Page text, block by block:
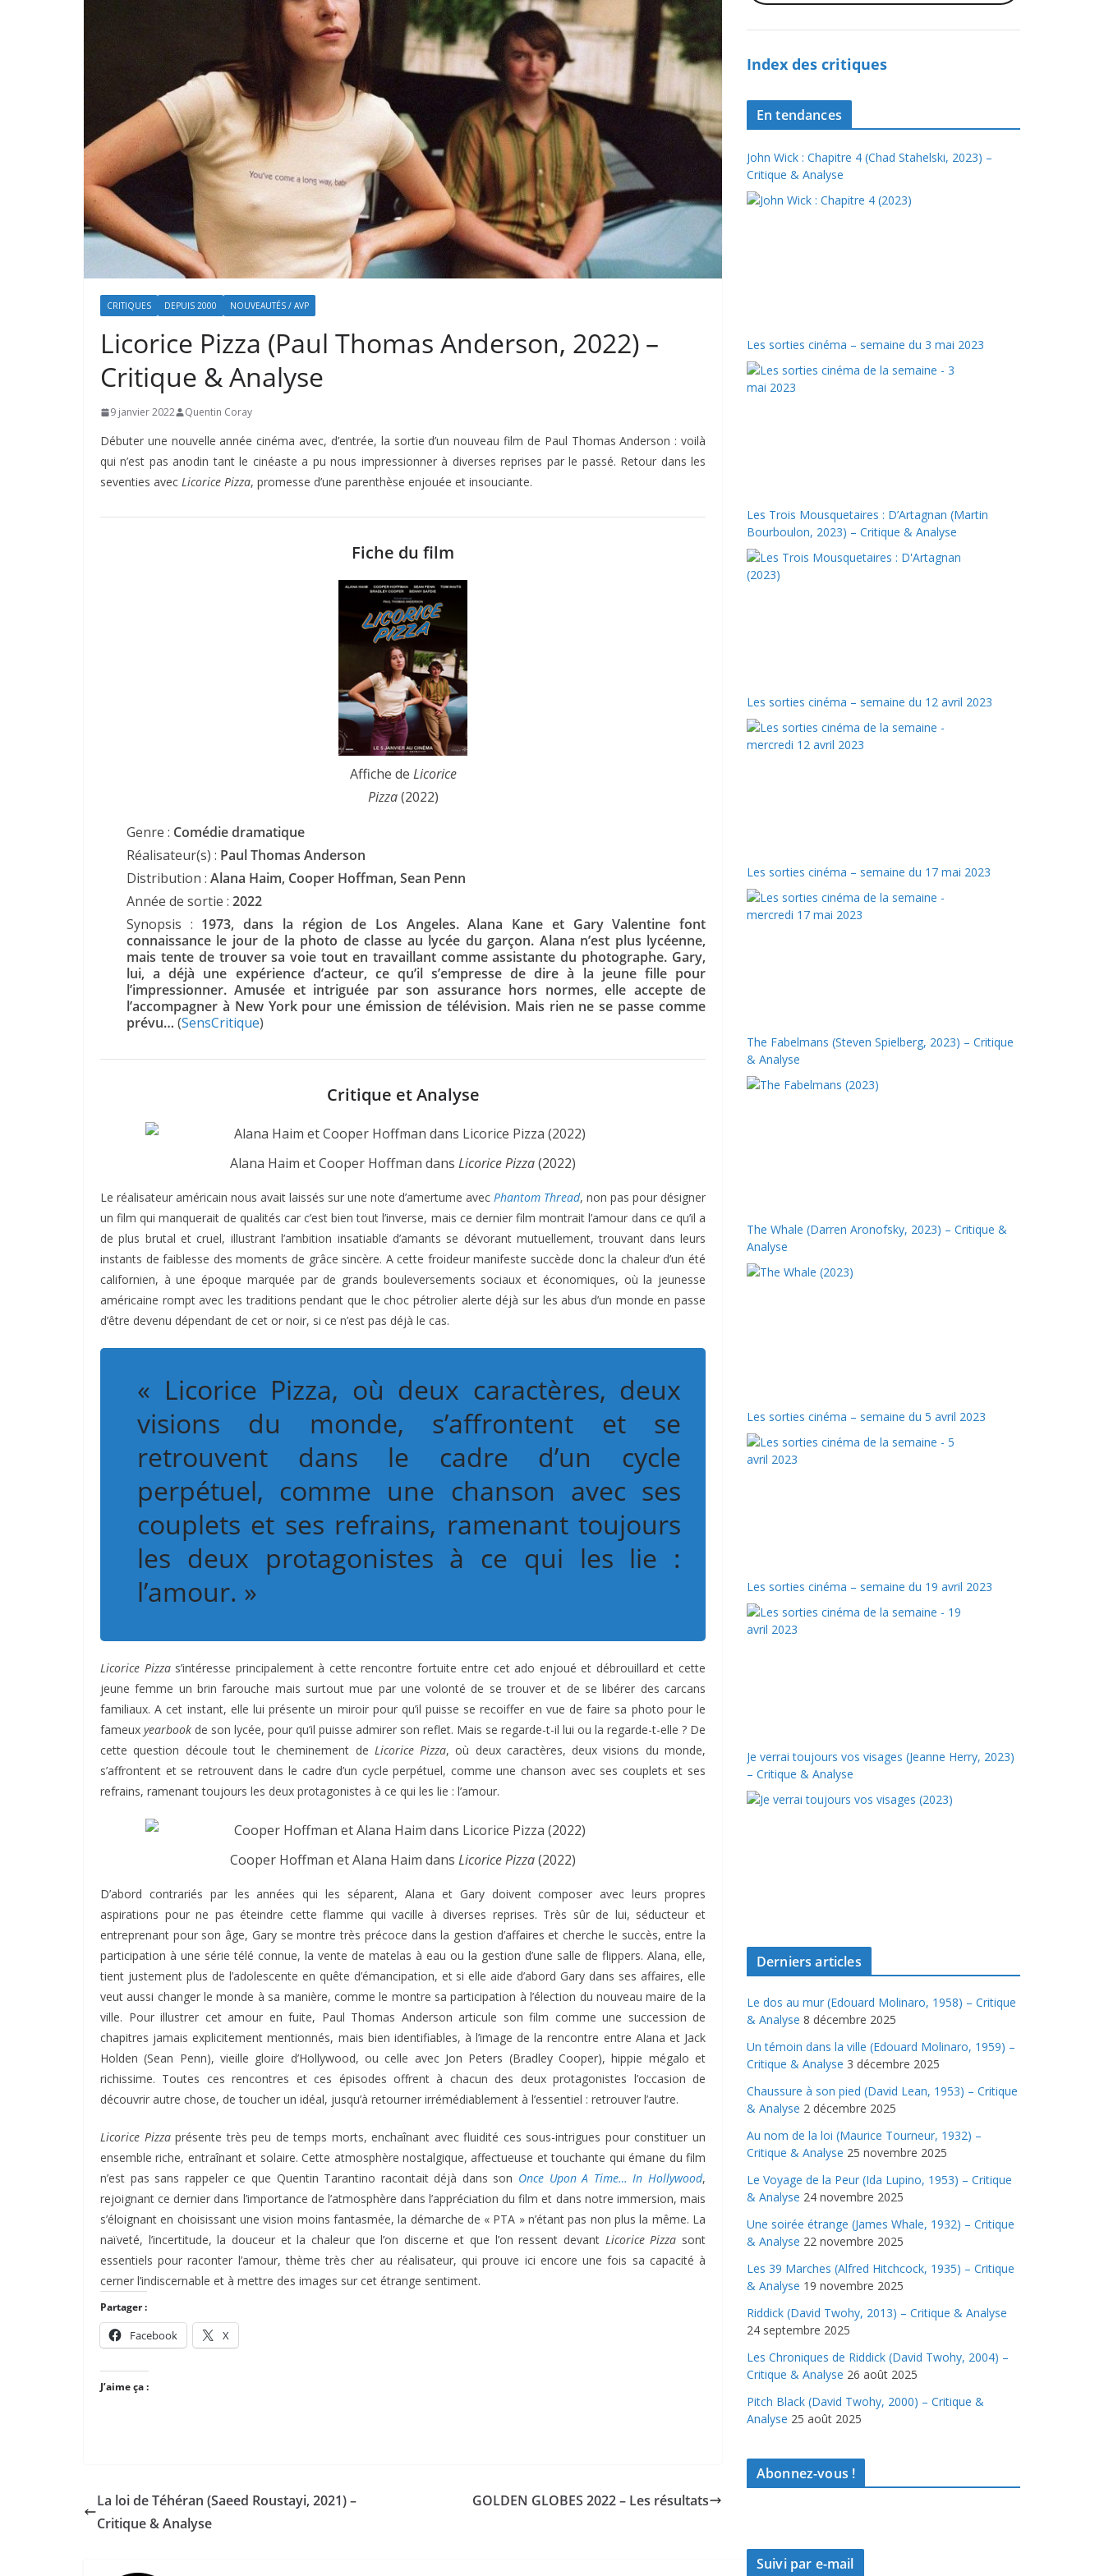
CRITIQUES DEPUIS 2000 NOUVEAUTÉS / AVP
Licorice Pizza (Paul Thomas Anderson, 2022) –
Critique & Analyse
9 janvier 2022 Quentin Coray
Débuter une nouvelle année cinéma avec, d’entrée, la sortie d’un nouveau film de Paul Thomas Anderson : voilà
qui n’est pas anodin tant le cinéaste a pu nous impressionner à diverses reprises par le passé. Retour dans les
seventies avec Licorice Pizza, promesse d’une parenthèse enjouée et insouciante.
Fiche du film
Affiche de Licorice
Pizza(2022)
Genre : Comédie dramatique
Réalisateur(s) : Paul Thomas Anderson
Distribution : Alana Haim, Cooper Hoffman, Sean Penn
Année de sortie : 2022
Synopsis : 1973, dans la région de Los Angeles. Alana Kane et Gary Valentine font
connaissance le jour de la photo de classe au lycée du garçon. Alana n’est plus lycéenne,
mais tente de trouver sa voie tout en travaillant comme assistante du photographe. Gary,
lui, a déjà une expérience d’acteur, ce qu’il s’empresse de dire à la jeune fille pour
l’impressionner. Amusée et intriguée par son assurance hors normes, elle accepte de
l’accompagner à New York pour une émission de télévision. Mais rien ne se passe comme
prévu… (SensCritique)
Critique et Analyse
Alana Haim et Cooper Hoffman dans Licorice Pizza(2022)
Le réalisateur américain nous avait laissés sur une note d’amertume avec Phantom Thread, non pas pour désigner
un film qui manquerait de qualités car c’est bien tout l’inverse, mais ce dernier film montrait l’amour dans ce qu’il a
de plus brutal et cruel, illustrant l’ambition insatiable d’amants se dévorant mutuellement, trouvant dans leurs
instants de faiblesse des moments de grâce sincère. A cette froideur manifeste succède donc la chaleur d’un été
californien, à une époque marquée par de grands bouleversements sociaux et économiques, où la jeunesse
américaine rompt avec les traditions pendant que le choc pétrolier alerte déjà sur les abus d’un monde en passe
d’être devenu dépendant de cet or noir, si ce n’est pas déjà le cas.
« Licorice Pizza, où deux caractères, deux
visions du monde, s’affrontent et se
retrouvent dans le cadre d’un cycle
perpétuel, comme une chanson avec ses
couplets et ses refrains, ramenant toujours
les deux protagonistes à ce qui les lie :
l’amour. »
Licorice Pizza s’intéresse principalement à cette rencontre fortuite entre cet ado enjoué et débrouillard et cette
jeune femme un brin farouche mais surtout mue par une volonté de se trouver et de se libérer des carcans
familiaux. A cet instant, elle lui présente un miroir pour qu’il puisse se recoiffer en vue de faire sa photo pour le
fameux yearbook de son lycée, pour qu’il puisse admirer son reflet. Mais se regarde-t-il lui ou la regarde-t-elle ? De
cette question découle tout le cheminement de Licorice Pizza, où deux caractères, deux visions du monde,
s’affrontent et se retrouvent dans le cadre d’un cycle perpétuel, comme une chanson avec ses couplets et ses
refrains, ramenant toujours les deux protagonistes à ce qui les lie : l’amour.
Cooper Hoffman et Alana Haim dans Licorice Pizza(2022)
D’abord contrariés par les années qui les séparent, Alana et Gary doivent composer avec leurs propres
aspirations pour ne pas éteindre cette flamme qui vacille à diverses reprises. Très sûr de lui, séducteur et
entreprenant pour son âge, Gary se montre très précoce dans la gestion d’affaires et cherche le succès, entre la
participation à une série télé connue, la vente de matelas à eau ou la gestion d’une salle de flippers. Alana, elle,
tient justement plus de l’adolescente en quête d’émancipation, et si elle aide d’abord Gary dans ses affaires, elle
veut aussi changer le monde à sa manière, comme le montre sa participation à l’élection du nouveau maire de la
ville. Pour illustrer cet amour en fuite, Paul Thomas Anderson articule son film comme une succession de
chapitres jamais explicitement mentionnés, mais bien identifiables, à l’image de la rencontre entre Alana et Jack
Holden (Sean Penn), vieille gloire d’Hollywood, ou celle avec Jon Peters (Bradley Cooper), hippie mégalo et
richissime. Toutes ces rencontres et ces épisodes offrent à chacun des deux protagonistes l’occasion de
découvrir autre chose, de toucher un idéal, jusqu’à retourner irrémédiablement à l’essentiel : retrouver l’autre.
Licorice Pizzaprésente très peu de temps morts, enchaînant avec fluidité ces sous-intrigues pour constituer un
ensemble riche, entraînant et solaire. Cette atmosphère nostalgique, affectueuse et touchante qui émane du film
n’est pas sans rappeler ce que Quentin Tarantino racontait déjà dans son Once Upon A Time… In Hollywood,
rejoignant ce dernier dans l’importance de l’atmosphère dans l’appréciation du film et dans notre immersion, mais
s’éloignant en choisissant une vision moins fantasmée, la démarche de « PTA » n’étant pas non plus la même. La
naïveté, l’incertitude, la douceur et la chaleur que l’on discerne et que l’on ressent devant Licorice Pizza sont
essentiels pour raconter l’amour, thème très cher au réalisateur, qui prouve ici encore une fois sa capacité à
cerner l’indiscernable et à mettre des images sur cet étrange sentiment.
Partager :
Facebook X
J’aime ça :
La loi de Téhéran (Saeed Roustayi, 2021) –
Critique & Analyse
GOLDEN GLOBES 2022 – Les résultats
Index des critiques
En tendances
John Wick : Chapitre 4 (Chad Stahelski, 2023) –
Critique & Analyse
Les sorties cinéma – semaine du 3 mai 2023
Les Trois Mousquetaires : D’Artagnan (Martin
Bourboulon, 2023) – Critique & Analyse
Les sorties cinéma – semaine du 12 avril 2023
Les sorties cinéma – semaine du 17 mai 2023
The Fabelmans (Steven Spielberg, 2023) – Critique
& Analyse
The Whale (Darren Aronofsky, 2023) – Critique &
Analyse
Les sorties cinéma – semaine du 5 avril 2023
Les sorties cinéma – semaine du 19 avril 2023
Je verrai toujours vos visages (Jeanne Herry, 2023)
– Critique & Analyse
Derniers articles
Le dos au mur (Edouard Molinaro, 1958) – Critique
& Analyse 8 décembre 2025
Un témoin dans la ville (Edouard Molinaro, 1959) –
Critique & Analyse 3 décembre 2025
Chaussure à son pied (David Lean, 1953) – Critique
& Analyse 2 décembre 2025
Au nom de la loi (Maurice Tourneur, 1932) –
Critique & Analyse 25 novembre 2025
Le Voyage de la Peur (Ida Lupino, 1953) – Critique
& Analyse 24 novembre 2025
Une soirée étrange (James Whale, 1932) – Critique
& Analyse 22 novembre 2025
Les 39 Marches (Alfred Hitchcock, 1935) – Critique
& Analyse 19 novembre 2025
Riddick (David Twohy, 2013) – Critique & Analyse
24 septembre 2025
Les Chroniques de Riddick (David Twohy, 2004) –
Critique & Analyse 26 août 2025
Pitch Black (David Twohy, 2000) – Critique &
Analyse 25 août 2025
Abonnez-vous !
Suivi par e-mail